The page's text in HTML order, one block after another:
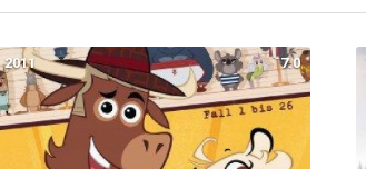
Documentales
Animación
Romance
Infantil
Rusia
1874 - 2015
Anime
2026
Acción
40m - 1h 20m
Intriga
7.0
2011